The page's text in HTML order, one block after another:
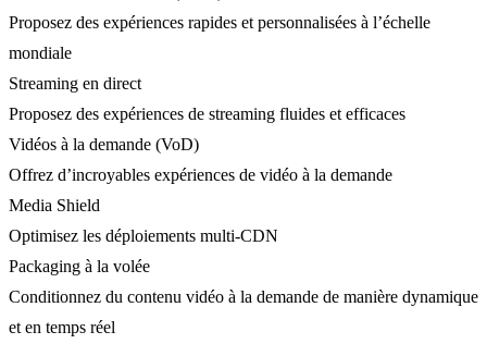
Proposez des expériences rapides et personnalisées à l’échelle
mondiale
Streaming en direct
Proposez des expériences de streaming fluides et efficaces
Vidéos à la demande (VoD)
Offrez d’incroyables expériences de vidéo à la demande
Media Shield
Optimisez les déploiements multi-CDN
Packaging à la volée
Conditionnez du contenu vidéo à la demande de manière dynamique
et en temps réel